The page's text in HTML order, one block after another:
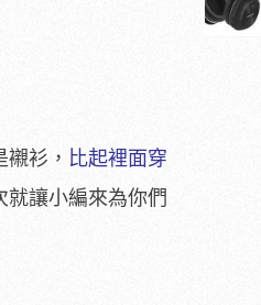
衫， 比起裡面穿
就讓小編來為你們